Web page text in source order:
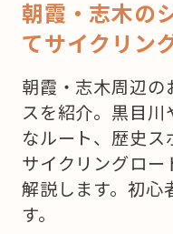
ケ
ー
を
買
お
う
か
な？”
朝霞・志木の
てサイクリン
朝霞・志木周辺
スを紹介。黒目
なルート、歴史ス
サイクリングロー
解説します。初心
す。